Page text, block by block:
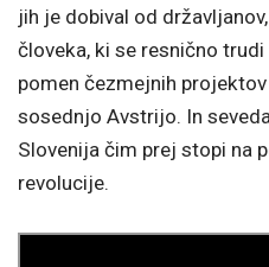
jih je dobival od
človeka, ki se resnično
pomen čezmejnih
sosednjo Avstrijo. In
Slovenija čim prej stopi na
revolucije.